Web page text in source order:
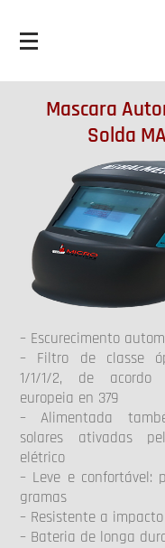
Mascara
Solda
– Escurecimento
– Filtro de classe
1/1/1/2, de
europeia en 379
– Alimentada
solares ativadas
elétrico
– Leve e confortável:
gramas
– Resistente a impacto
– Bateria de longa